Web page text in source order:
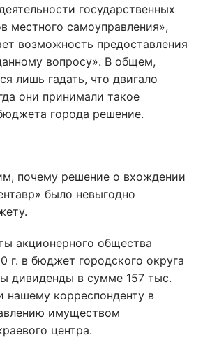
государственных
местного самоуправления»,
возможность предоставления
вопросу». В общем,
лишь гадать, что двигало
они принимали такое
города решение.
почему решение о вхождении
было невыгодно
акционерного общества
г. в бюджет городского округа
дивиденды в сумме 157 тыс.
нашему корреспонденту в
имуществом
центра.